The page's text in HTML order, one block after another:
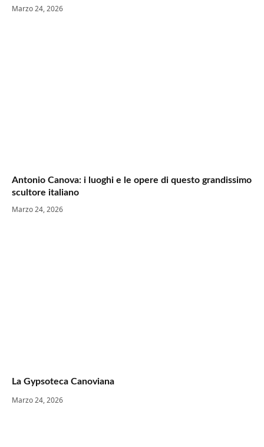
Marzo 24, 2026
Antonio Canova: i luoghi e le opere di questo grandissimo
scultore italiano
Marzo 24, 2026
La Gypsoteca Canoviana
Marzo 24, 2026